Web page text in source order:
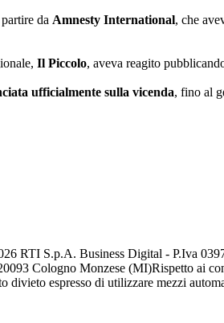
da Amnesty International, che
Il Piccolo, aveva reagito
ufficialmente sulla vicenda, fino al
RTI S.p.A. Business Digital - P.Iva
Cologno Monzese (MI)Rispetto ai
divieto espresso di utilizzare mezzi